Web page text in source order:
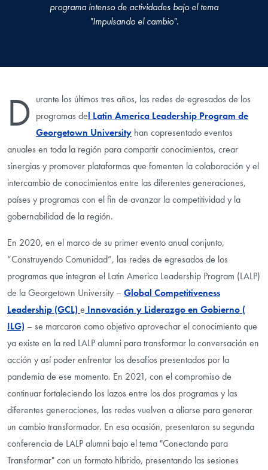
programa intenso de actividades bajo el tema
"Impulsando el cambio".
D urante los últimos tres años, las redes de egresados de los
programas del Latin America Leadership Program de
Georgetown University han copresentado eventos
anuales en toda la región para compartir conocimientos, crear
sinergias y promover plataformas que fomenten la colaboración y el
intercambio de conocimientos entre las diferentes generaciones,
países y programas con el fin de avanzar la competitividad y la
gobernabilidad de la región.
En 2020, en el marco de su primer evento anual conjunto,
“Construyendo Comunidad”, las redes de egresados de los
programas que integran el Latin America Leadership Program (LALP)
de la Georgetown University –Global Competitiveness
Leadership (GCL) e Innovación y Liderazgo en Gobierno (
ILG) – se marcaron como objetivo aprovechar el conocimiento que
ya existe en la red LALP alumni para transformar la conversación en
acción y así poder enfrentar los desafíos presentados por la
pandemia de ese momento. En 2021, con el compromiso de
continuar fortaleciendo los lazos entre los dos programas y las
diferentes generaciones, las redes vuelven a aliarse para generar
un cambio transformador. En esa ocasión, presentaron su segunda
conferencia de LALP alumni bajo el tema "Conectando para
Transformar" con un formato híbrido, presentando las sesiones